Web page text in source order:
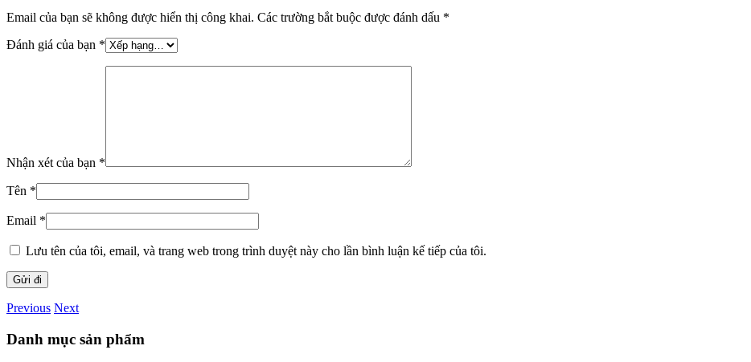
Email của bạn sẽ không được hiển thị công khai. Các trường bắt buộc được đánh dấu *
Đánh giá của bạn *
Nhận xét của bạn *
Tên *
Email *
Lưu tên của tôi, email, và trang web trong trình duyệt này cho lần bình luận kế tiếp của tôi.
Previous Next
Danh mục sản phẩm